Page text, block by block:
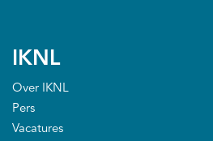
IKNL
Over IKNL
Pers
Vacatures